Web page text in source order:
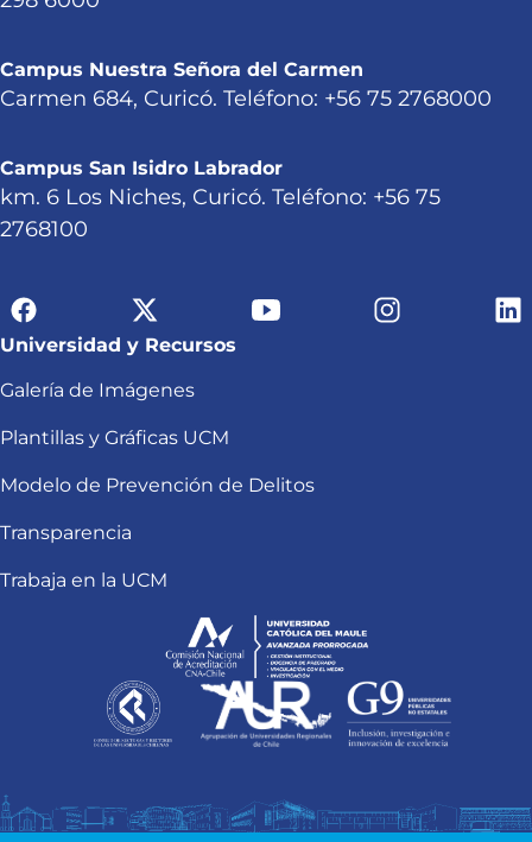
Campus Nuestra Señora del Carmen
Carmen 684, Curicó. Teléfono: +56 75 2768000
Campus San Isidro Labrador
km. 6 Los Niches, Curicó. Teléfono: +56 75
2768100
Universidad y Recursos
Galería de Imágenes
Plantillas y Gráficas UCM
Modelo de Prevención de Delitos
Transparencia
Trabaja en la UCM